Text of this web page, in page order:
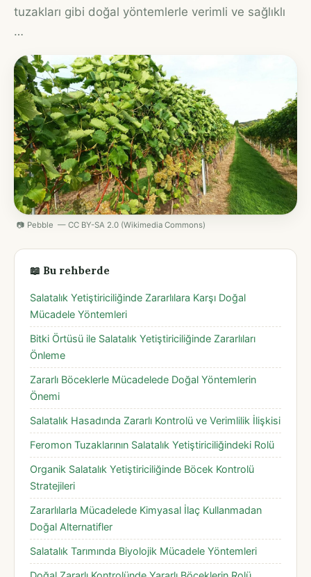
tuzakları gibi doğal yöntemlerle verimli ve sağlıklı
…
📷 Pebble — CC BY-SA 2.0 (Wikimedia Commons)
📖 Bu rehberde
Salatalık Yetiştiriciliğinde Zararlılara Karşı Doğal
Mücadele Yöntemleri
Bitki Örtüsü ile Salatalık Yetiştiriciliğinde Zararlıları
Önleme
Zararlı Böceklerle Mücadelede Doğal Yöntemlerin
Önemi
Salatalık Hasadında Zararlı Kontrolü ve Verimlilik İlişkisi
Feromon Tuzaklarının Salatalık Yetiştiriciliğindeki Rolü
Organik Salatalık Yetiştiriciliğinde Böcek Kontrolü
Stratejileri
Zararlılarla Mücadelede Kimyasal İlaç Kullanmadan
Doğal Alternatifler
Salatalık Tarımında Biyolojik Mücadele Yöntemleri